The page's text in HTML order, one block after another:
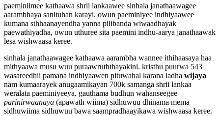
paeminiimee kathaawa shrii lankaawee sinhala janathaawagee
aarambhaya sanituhan karayi. owun paeminiyee indhiyaawee
kumana sthhaanayendha yanna pilibanda wiwaadhayak
paewathiyadha, owun uthuree sita paemini indhu-aarya janathaawak
lesa wishwaasa keree.
sinhala janathaawagee kathaawa aarambha wannee ithihaasaya haa
mithyaawa musu wuu puraawruththayakini. kristhu puurwa 543
wasareedhii pamana indhiyaawen pituwahal karana ladha wijaya
nam kumaarayek anugaamikayan 700k samanga shrii lankaa
weralata paeminiyeeya. gauthama budhun wahanseegee
parinirwaanaya (apawath wiima) sidhuwuu dhinama mema
sidhuwiima sidhuwuu bawa saampradhaayikawa wishwaasa keree.